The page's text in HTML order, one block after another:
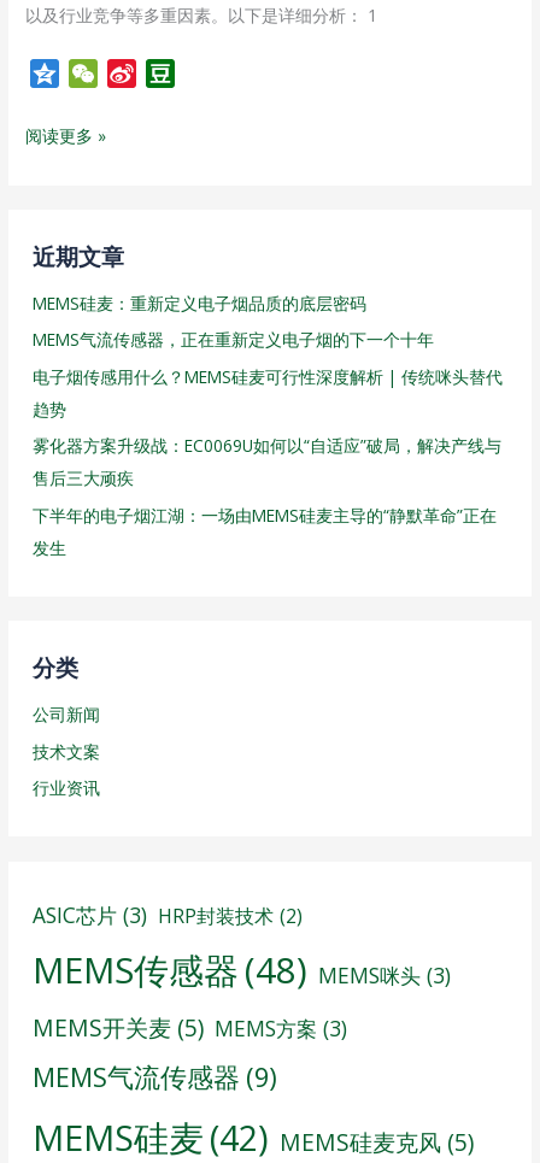
以及行业竞争等多重因素。以下是详细分析： 1
Q
o
W
C
o
阅读更多 »
近期文章
MEMS硅麦：重新定义电子烟品质的底层密码
MEMS气流传感器，正在重新定义电子烟的下一个十年
电子烟传感用什么？MEMS硅麦可行性深度解析 | 传统咪头替代
趋势
雾化器方案升级战：EC0069U如何以“自适应”破局，解决产线与
售后三大顽疾
下半年的电子烟江湖：一场由MEMS硅麦主导的“静默革命”正在
发生
分类
公司新闻
技术文案
行业资讯
ASIC芯片 (3) HRP封装技术 (2)
MEMS传感器(48) MEMS咪头 (3)
MEMS开关麦 (5) MEMS方案 (3)
MEMS气流传感器 (9)
MEMS硅麦(42) MEMS硅麦克风 (5)